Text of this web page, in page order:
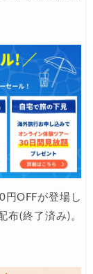
20,000円OFFク
クーポン
OFFクーポン
ポール)
ポン
ーポン
~
クーポン
ーポン
円OFFが登場し
布(終了済み)。